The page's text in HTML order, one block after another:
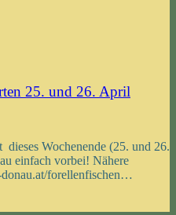
25. und 26. April
Wochenende (25. und 26.
einfach vorbei! Nähere
forellenfischen…